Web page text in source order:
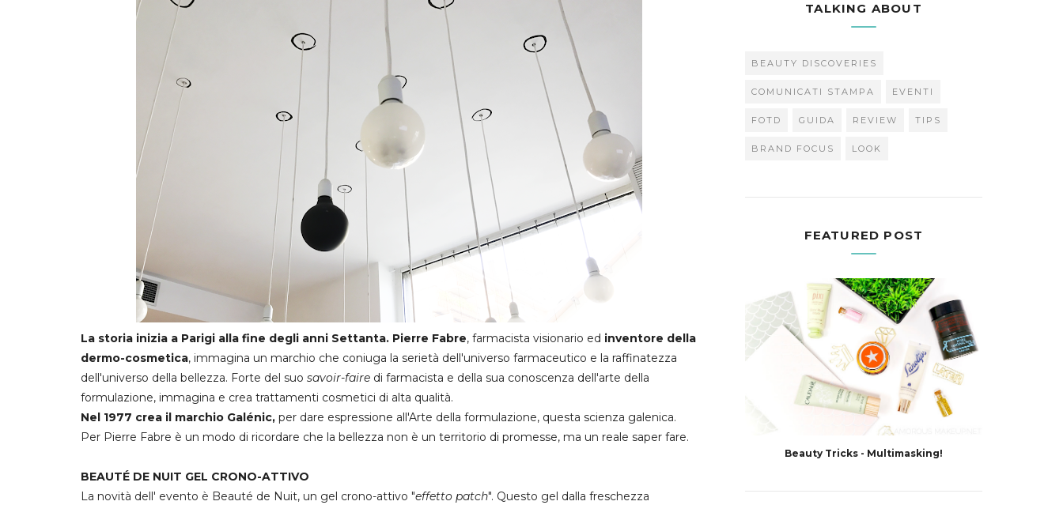
La storia inizia a Parigi alla fine degli anni Settanta. Pierre Fabre, farmacista visionario ed inventore della
dermo-cosmetica, immagina un marchio che coniuga la serietà dell'universo farmaceutico e la raffinatezza
dell'universo della bellezza. Forte del suo savoir-faire di farmacista e della sua conoscenza dell'arte della
formulazione, immagina e crea trattamenti cosmetici di alta qualità.
Nel 1977 crea il marchio Galénic, per dare espressione all'Arte della formulazione, questa scienza galenica.
Per Pierre Fabre è un modo di ricordare che la bellezza non è un territorio di promesse, ma un reale saper fare.
BEAUTÉ DE NUIT GEL CRONO-ATTIVO
La novità dell' evento è Beauté de Nuit, un gel crono-attivo "effetto patch". Questo gel dalla freschezza
TALKING ABOUT
BEAUTY DISCOVERIES
COMUNICATI STAMPA EVENTI
FOTD GUIDA REVIEW TIPS
BRAND FOCUS LOOK
FEATURED POST
Beauty Tricks - Multimasking!